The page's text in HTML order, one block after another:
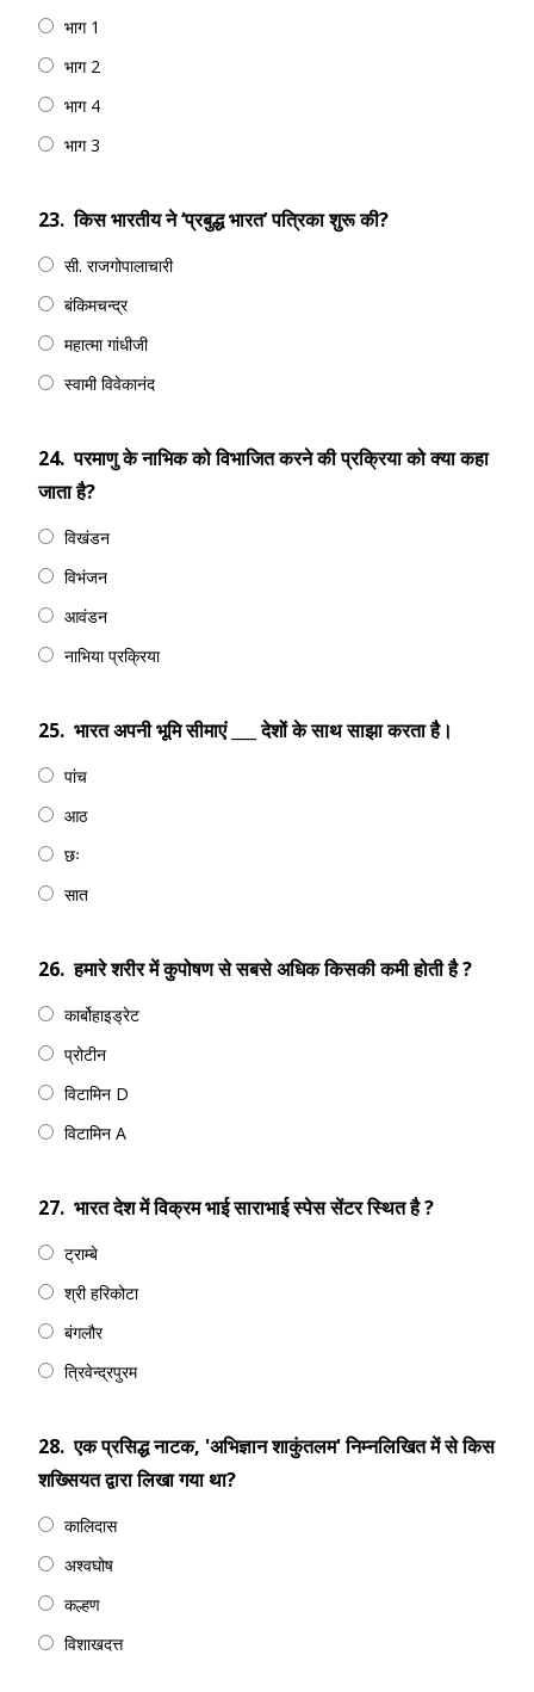
भाग 1
भाग 2
भाग 4
भाग 3
23. किस भारतीय ने ‘प्रबुद्ध भारत’ पत्रिका शुरू की?
सी. राजगोपालाचारी
बंकिमचन्द्र
महात्मा गांधीजी
स्वामी विवेकानंद
24. परमाणु के नाभिक को विभाजित करने की प्रक्रिया को क्या कहा
जाता है?
विखंडन
विभंजन
आवंडन
नाभिया प्रक्रिया
25. भारत अपनी भूमि सीमाएं ___ देशों के साथ साझा करता है।
पांच
आठ
छः
सात
26. हमारे शरीर में कुपोषण से सबसे अधिक किसकी कमी होती है ?
कार्बोहाइड्रेट
प्रोटीन
विटामिन D
विटामिन A
27. भारत देश में विक्रम भाई साराभाई स्पेस सेंटर स्थित है ?
ट्राम्बे
श्री हरिकोटा
बंगलौर
त्रिवेन्द्रपुरम
28. एक प्रसिद्ध नाटक, 'अभिज्ञान शाकुंतलम' निम्नलिखित में से किस
शख्सियत द्वारा लिखा गया था?
कालिदास
अश्वघोष
कल्हण
विशाखदत्त